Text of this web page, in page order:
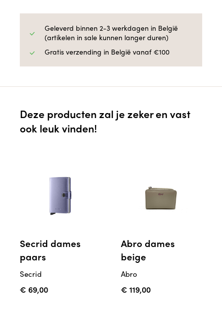
Geleverd binnen 2-3 werkdagen in België
(artikelen in sale kunnen langer duren)
Gratis verzending in België vanaf €100
Deze producten zal je zeker en vast
ook leuk vinden!
Secrid dames
paars
Secrid
€ 69,00
Abro dames
beige
Abro
€ 119,00